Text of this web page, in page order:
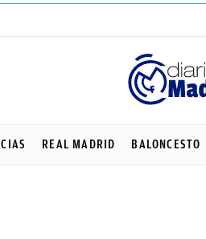
REAL MADRID BALONCESTO